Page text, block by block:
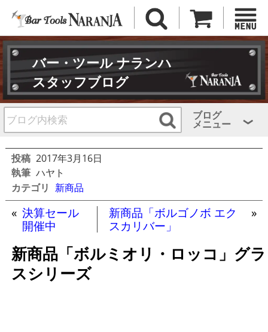
バー・ツール ナランハ
スタッフブログ
ブログ
メニュー
投稿 2017年3月16日
執筆 ハヤト
カテゴリ 新商品
« 決算セール
開催中
新商品「ボルゴノボ エク
スカリバー」
»
新商品「ボルミオリ・ロッコ」グラ
スシリーズ